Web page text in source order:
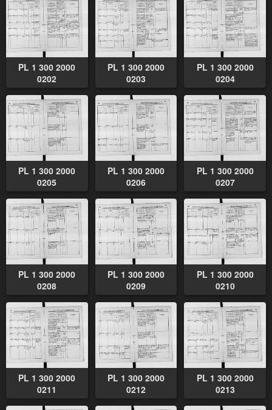
PL 1 300 2000
0202
PL 1 300 2000
0203
PL 1 300 2000
0204
PL 1 300 2000
0205
PL 1 300 2000
0206
PL 1 300 2000
0207
PL 1 300 2000
0208
PL 1 300 2000
0209
PL 1 300 2000
0210
PL 1 300 2000
0211
PL 1 300 2000
0212
PL 1 300 2000
0213